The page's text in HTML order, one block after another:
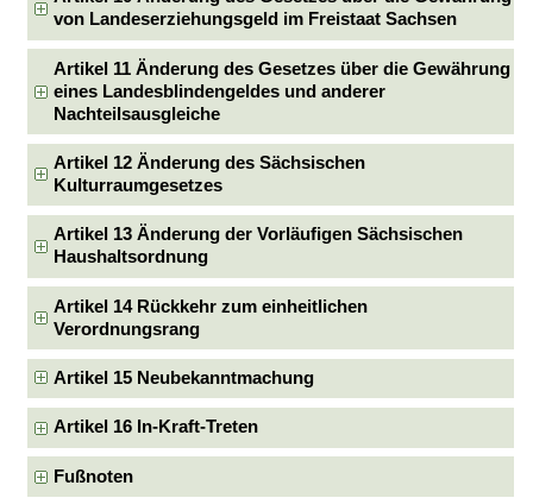
von Landeserziehungsgeld im Freistaat Sachsen
Artikel 11 Änderung des Gesetzes über die Gewährung
eines Landesblindengeldes und anderer
Nachteilsausgleiche
Artikel 12 Änderung des Sächsischen
Kulturraumgesetzes
Artikel 13 Änderung der Vorläufigen Sächsischen
Haushaltsordnung
Artikel 14 Rückkehr zum einheitlichen
Verordnungsrang
Artikel 15 Neubekanntmachung
Artikel 16 In-Kraft-Treten
Fußnoten